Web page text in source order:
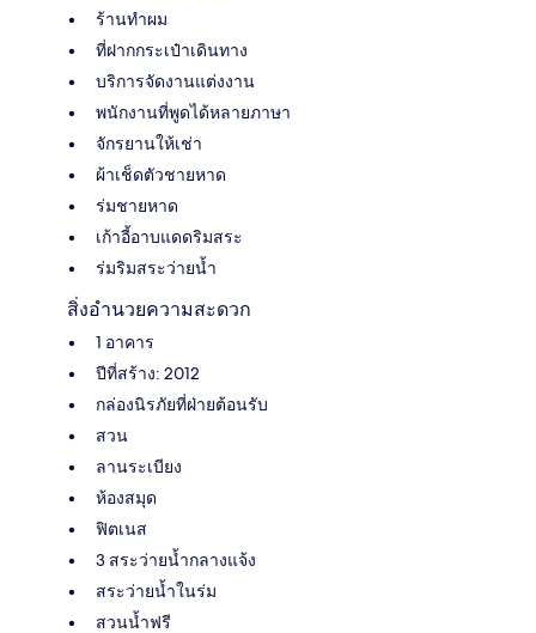
ร้านทำผม
ที่ฝากกระเป๋าเดินทาง
บริการจัดงานแต่งงาน
พนักงานที่พูดได้หลายภาษา
จักรยานให้เช่า
ผ้าเช็ดตัวชายหาด
ร่มชายหาด
เก้าอี้อาบแดดริมสระ
ร่มริมสระว่ายน้ำ
สิ่งอำนวยความสะดวก
1 อาคาร
ปีที่สร้าง: 2012
กล่องนิรภัยที่ฝ่ายต้อนรับ
สวน
ลานระเบียง
ห้องสมุด
ฟิตเนส
3 สระว่ายน้ำกลางแจ้ง
สระว่ายน้ำในร่ม
สวนน้ำฟรี